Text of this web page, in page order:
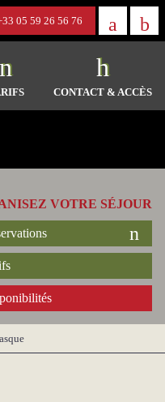
05 59 26 56 76
CONTACT & ACCÈS
VOTRE SÉJOUR